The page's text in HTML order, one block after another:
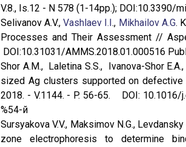
V.8., Is.12 - N 578 (1-14pp.); DOI:10.3390/
Selivanov A.V.,Vashlaev I.I., Mikhailov A.G.
Processes and Their Assessment //
DOI:10.31031/AMMS.2018.01.000516
Shor A.M., Laletina S.S., Ivanova-Shor
sized Ag clusters supported on defective
2018. - V.1144. - P. 56-65. DOI: 10.1016/
%54-й
Sursyakova V.V., Maksimov N.G.,
zone electrophoresis to determine